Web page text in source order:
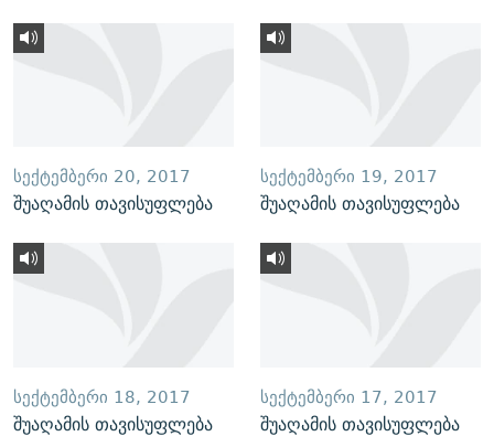
ᲡᲔᲥᲢᲔᲛᲑᲔᲠᲘ 20, 2017
შუაღამის თავისუფლება
ᲡᲔᲥᲢᲔᲛᲑᲔᲠᲘ 19, 2017
შუაღამის თავისუფლება
ᲡᲔᲥᲢᲔᲛᲑᲔᲠᲘ 18, 2017
შუაღამის თავისუფლება
ᲡᲔᲥᲢᲔᲛᲑᲔᲠᲘ 17, 2017
შუაღამის თავისუფლება